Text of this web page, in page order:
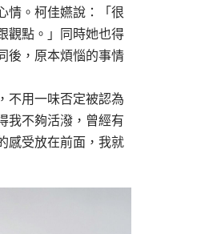
情。柯佳嬿說：「很
觀點。」同時她也得
後，原本煩惱的事情
不用一味否定被認為
我不夠活潑，曾經有
感受放在前面，我就